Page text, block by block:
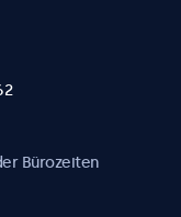
Bürozeiten